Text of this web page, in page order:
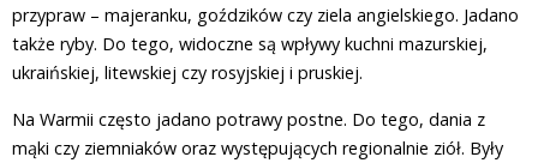
przypraw – majeranku, goździków czy ziela angielskiego. Jadano
także ryby. Do tego, widoczne są wpływy kuchni mazurskiej,
ukraińskiej, litewskiej czy rosyjskiej i pruskiej.
Na Warmii często jadano potrawy postne. Do tego, dania z
mąki czy ziemniaków oraz występujących regionalnie ziół. Były